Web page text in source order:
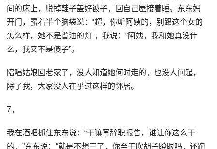
间的床上，脱掉鞋子盖好被子，回自己屋接着睡。东东妈
开门，露着半个脑袋说：“超，你听阿姨的，别跟这个女的
怎么样，她不是省油的灯”，我说：“阿姨，我和她真没什
么，我又不是傻子”。
陪唱姑娘回老家了，没人知道她何时走的，也没人问起，
除了我，大家没人在乎过这样的邻居。
7，
我在酒吧抓住东东说：“干嘛写辞职报告，谁让你这么干
的，”东东说：“就是不想干了，你至于吹胡子瞪眼吗，还跑